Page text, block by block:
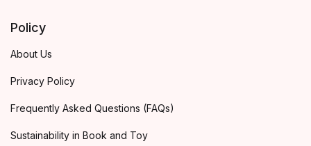
Policy
About Us
Privacy Policy
Frequently Asked Questions (FAQs)
Sustainability in Book and Toy